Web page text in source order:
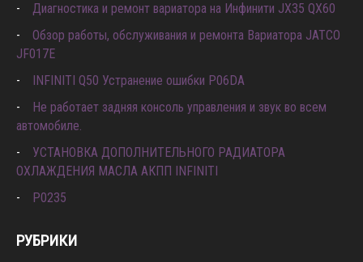
Диагностика и ремонт вариатора на Инфинити JX35 QX60
Обзор работы, обслуживания и ремонта Вариатора JATCO
JF017E
INFINITI Q50 Устранение ошибки P06DA
Не работает задняя консоль управления и звук во всем
автомобиле.
УСТАНОВКА ДОПОЛНИТЕЛЬНОГО РАДИАТОРА
ОХЛАЖДЕНИЯ МАСЛА АКПП INFINITI
P0235
РУБРИКИ